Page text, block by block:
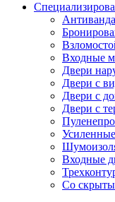
Входные
Двери
Двери с
Двери с
Двери с
Входные
Со